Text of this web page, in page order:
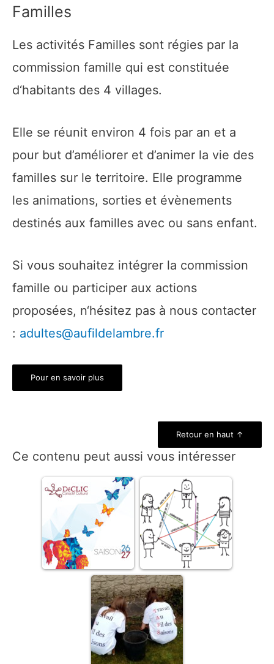
Familles
Les activités Familles sont régies par la
commission famille qui est constituée
d‘habitants des 4 villages.
Elle se réunit environ 4 fois par an et a
pour but d’améliorer et d’animer la vie des
familles sur le territoire. Elle programme
les animations, sorties et évènements
destinés aux familles avec ou sans enfant.
Si vous souhaitez intégrer la commission
famille ou participer aux actions
proposées, n‘hésitez pas à nous contacter
: adultes@aufildelambre.fr
Pour en savoir plus
Retour en haut ↑
Ce contenu peut aussi vous intéresser